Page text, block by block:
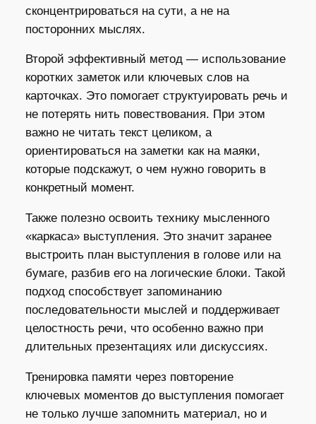
сконцентрироваться на сути, а не на
посторонних мыслях.
Второй эффективный метод — использование
коротких заметок или ключевых слов на
карточках. Это помогает структуировать речь и
не потерять нить повествования. При этом
важно не читать текст целиком, а
ориентироваться на заметки как на маяки,
которые подскажут, о чем нужно говорить в
конкретный момент.
Также полезно освоить технику мысленного
«каркаса» выступления. Это значит заранее
выстроить план выступления в голове или на
бумаге, разбив его на логические блоки. Такой
подход способствует запоминанию
последовательности мыслей и поддерживает
целостность речи, что особенно важно при
длительных презентациях или дискуссиях.
Тренировка памяти через повторение
ключевых моментов до выступления помогает
не только лучше запомнить материал, но и